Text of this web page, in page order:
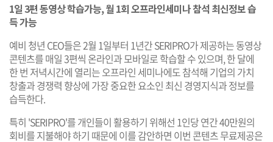
1일 3편 동영상 학습가능, 월 1회 오프라인세미나 참석 최신정보 습
득 가능
예비 청년 CEO들은 2월 1일부터 1년간 SERIPRO가 제공하는 동영상
콘텐츠를 매일 3편씩 온라인과 모바일로 학습할 수 있으며, 한 달에
한 번 저녁시간에 열리는 오프라인 세미나에도 참석해 기업의 가치
창출과 경쟁력 향상에 가장 중요한 요소인 최신 경영지식과 정보를
습득한다.
특히 'SERIPRO'를 개인들이 활용하기 위해선 1인당 연간 40만원의
회비를 지불해야 하기 때문에 이를 감안하면 이번 콘텐츠 무료제공은